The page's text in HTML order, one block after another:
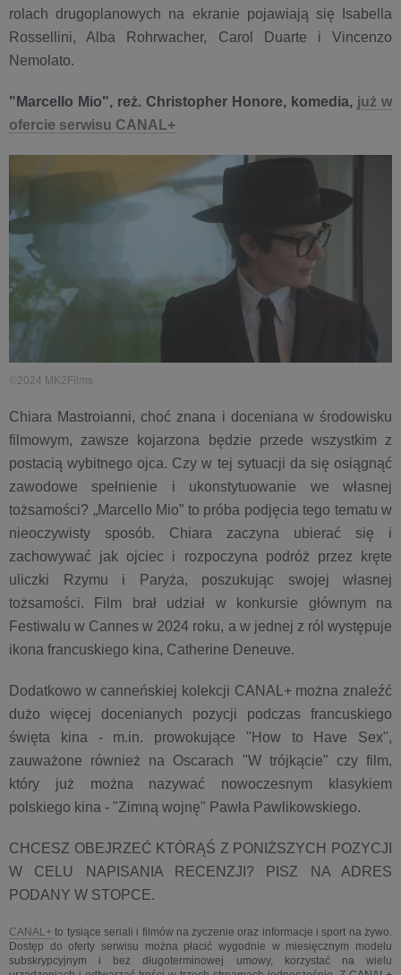
rolach drugoplanowych na ekranie pojawiają się Isabella
Rossellini, Alba Rohrwacher, Carol Duarte i Vincenzo
Nemolato.
"Marcello Mio", reż. Christopher Honore, komedia, już w
ofercie serwisu CANAL+
©2024 MK2Films
Chiara Mastroianni, choć znana i doceniana w środowisku
filmowym, zawsze kojarzona będzie przede wszystkim z
postacią wybitnego ojca. Czy w tej sytuacji da się osiągnąć
zawodowe spełnienie i ukonstytuowanie we własnej
tożsamości? „Marcello Mio” to próba podjęcia tego tematu w
nieoczywisty sposób. Chiara zaczyna ubierać się i
zachowywać jak ojciec i rozpoczyna podróż przez kręte
uliczki Rzymu i Paryża, poszukując swojej własnej
tożsamości. Film brał udział w konkursie głównym na
Festiwalu w Cannes w 2024 roku, a w jednej z ról występuje
ikona francuskiego kina, Catherine Deneuve.
Dodatkowo w canneńskiej kolekcji CANAL+ można znaleźć
dużo więcej docenianych pozycji podczas francuskiego
święta kina - m.in. prowokujące "How to Have Sex",
zauważone również na Oscarach "W trójkącie" czy film,
który już można nazywać nowoczesnym klasykiem
polskiego kina - "Zimną wojnę" Pawła Pawlikowskiego.
CHCESZ OBEJRZEĆ KTÓRĄŚ Z PONIŻSZYCH POZYCJI
W CELU NAPISANIA RECENZJI? PISZ NA ADRES
PODANY W STOPCE.
CANAL+to tysiące seriali i filmów na życzenie oraz informacje i sport na żywo.
Dostęp do oferty serwisu można płacić wygodnie w miesięcznym modelu
subskrypcyjnym i bez długoterminowej umowy, korzystać na wielu